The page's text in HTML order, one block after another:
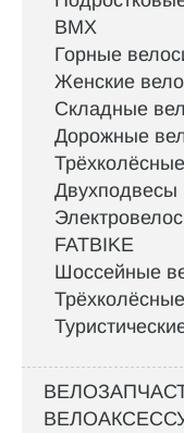
BMX
Горные
Женские
Складные
Дорожные
Двухподвесы
FATBIKE
Шоссейные